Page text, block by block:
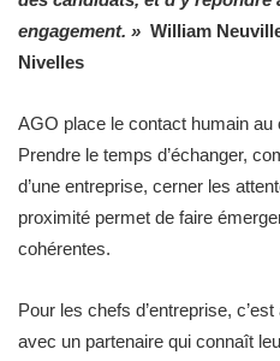
engagement. » William
Nivelles
AGO place le contact humain
Prendre le temps d’échanger,
d’une entreprise, cerner les
proximité permet de faire
cohérentes.
Pour les chefs d’entreprise,
avec un partenaire qui connaît